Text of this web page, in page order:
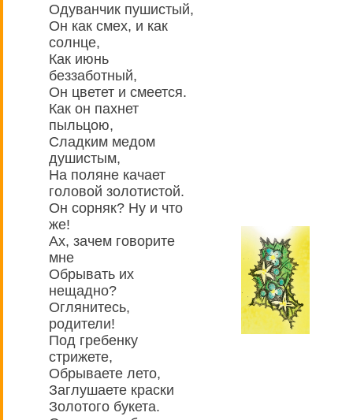
Одуванчик пушистый,
Он как смех, и как
солнце,
Как июнь
беззаботный,
Он цветет и смеется.
Как он пахнет
пыльцою,
Сладким медом
душистым,
На поляне качает
головой золотистой.
Он сорняк? Ну и что
же!
Ах, зачем говорите
мне
Обрывать их
нещадно?
Оглянитесь,
родители!
Под гребенку
стрижете,
Обрываете лето,
Заглушаете краски
Золотого букета.